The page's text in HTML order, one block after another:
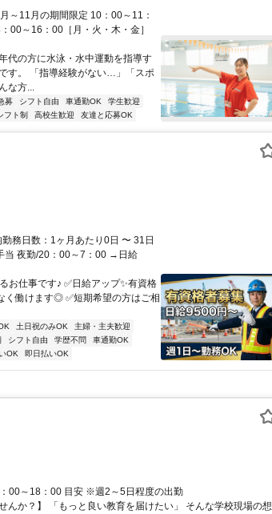
～11月の期間限定 10：00～11：
00～16：00［月・火・木・金］
代の方に水泳・水中運動を指導す
す。 「指導経験がない…」「スポ
な方...
募 シフト自由 車通勤OK
学生歓迎
フト制 高校生歓迎 友達と応募OK
務日数：1ヶ月あたり0日 〜 31日
当 夜勤/20：00～7：00 →日給
お仕事です♪ ✅日給アップ✨有資格
く働けます◎ ✅短期希望の方はご相
土日祝のみOK
主婦・主夫歓迎
シフト自由 学歴不問
車通勤OK
OK 即日払いOK
00～18：00 目安 ※週2～5日程度の出勤
んか？】 「もっと良い教育を届けたい」 そんな学校現場の想